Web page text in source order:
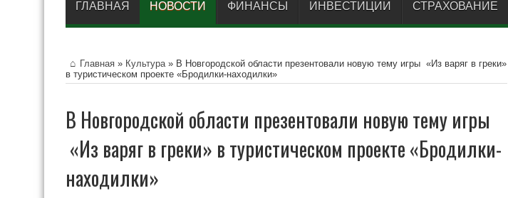
ГЛАВНАЯ НОВОСТИ ФИНАНСЫ ИНВЕСТИЦИИ СТРАХОВАНИЕ
Главная » Культура» В Новгородской области презентовали новую тему игры «Из варяг в греки»
в туристическом проекте «Бродилки-находилки»
В Новгородской области презентовали новую тему игры
«Из варяг в греки» в туристическом проекте «Бродилки-
находилки»